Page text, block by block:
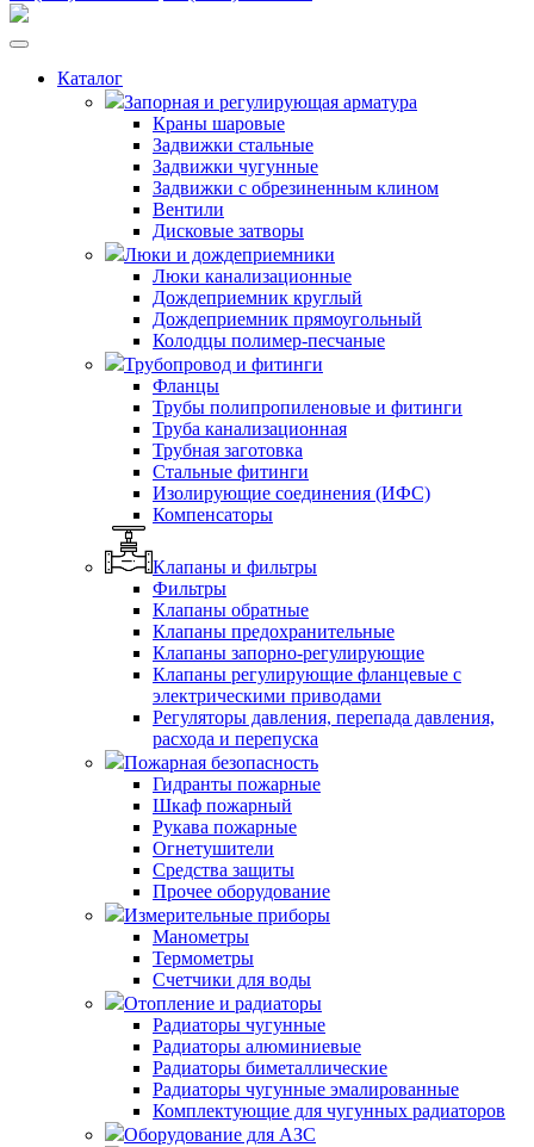
Каталог
Запорная и регулирующая арматура
Краны шаровые
Задвижки стальные
Задвижки чугунные
Задвижки с обрезиненным клином
Вентили
Дисковые затворы
Люки и дождеприемники
Люки канализационные
Дождеприемник круглый
Дождеприемник прямоугольный
Колодцы полимер-песчаные
Трубопровод и фитинги
Фланцы
Трубы полипропиленовые и фитинги
Труба канализационная
Трубная заготовка
Стальные фитинги
Изолирующие соединения (ИФС)
Компенсаторы
Клапаны и фильтры
Фильтры
Клапаны обратные
Клапаны предохранительные
Клапаны запорно-регулирующие
Клапаны регулирующие фланцевые с
электрическими приводами
Регуляторы давления, перепада давления,
расхода и перепуска
Пожарная безопасность
Гидранты пожарные
Шкаф пожарный
Рукава пожарные
Огнетушители
Средства защиты
Прочее оборудование
Измерительные приборы
Манометры
Термометры
Счетчики для воды
Отопление и радиаторы
Радиаторы чугунные
Радиаторы алюминиевые
Радиаторы биметаллические
Радиаторы чугунные эмалированные
Комплектующие для чугунных радиаторов
Оборудование для АЗС